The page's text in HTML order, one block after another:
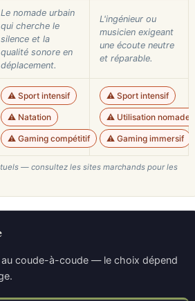
Le nomade urbain
qui cherche le
silence et la
qualité sonore en
déplacement.
L'ingénieur ou
musicien exigeant
une écoute neutre
et réparable.
⚠️ Sport intensif
⚠️ Natation
⚠️ Gaming compétitif
⚠️ Sport intensif
⚠️ Utilisation nomade
⚠️ Gaming immersif
— consultez les sites marchands pour les
coude-à-coude — le choix dépend